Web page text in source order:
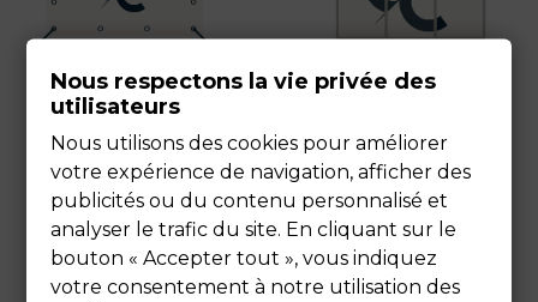
Nous respectons la vie privée des
utilisateurs
Nous utilisons des cookies pour améliorer
votre expérience de navigation, afficher des
publicités ou du contenu personnalisé et
analyser le trafic du site. En cliquant sur le
bouton « Accepter tout », vous indiquez
votre consentement à notre utilisation des